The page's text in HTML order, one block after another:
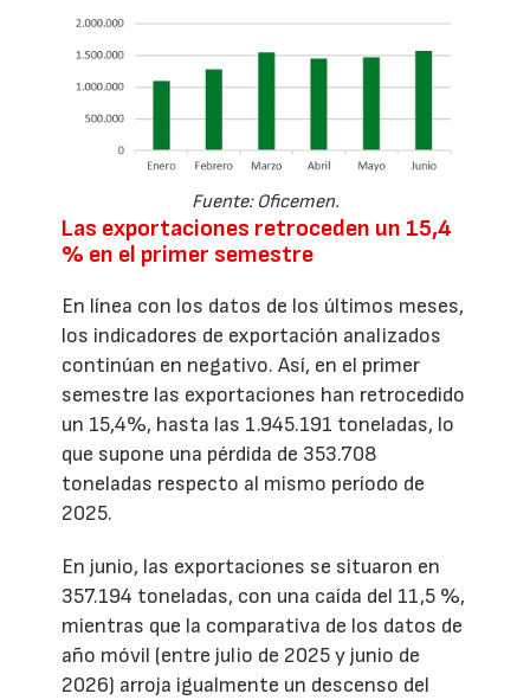
Fuente: Oficemen.
Las exportaciones retroceden un 15,4
% en el primer semestre
En línea con los datos de los últimos meses,
los indicadores de exportación analizados
continúan en negativo. Así, en el primer
semestre las exportaciones han retrocedido
un 15,4%, hasta las 1.945.191 toneladas, lo
que supone una pérdida de 353.708
toneladas respecto al mismo período de
2025.
En junio, las exportaciones se situaron en
357.194 toneladas, con una caída del 11,5 %,
mientras que la comparativa de los datos de
año móvil (entre julio de 2025 y junio de
2026) arroja igualmente un descenso del